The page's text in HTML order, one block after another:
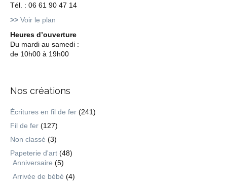
Tél. : 06 61 90 47 14
>> Voir le plan
Heures d’ouverture
Du mardi au samedi :
de 10h00 à 19h00
Nos créations
Écritures en fil de fer (241)
Fil de fer (127)
Non classé (3)
Papeterie d'art (48)
Anniversaire (5)
Arrivée de bébé (4)